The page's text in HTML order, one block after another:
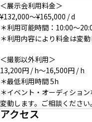
＜展示会利用料金＞
¥132,000〜¥165,000 / d
＊利用可能時間：10:00〜
＊利用内容により料金は変動
＜撮影以外利用＞
13,200円 / h〜16,500円 / h
＊最低利用時間 5h
＊イベント・オーディショ
変動します。ご相談ください。
アクセス